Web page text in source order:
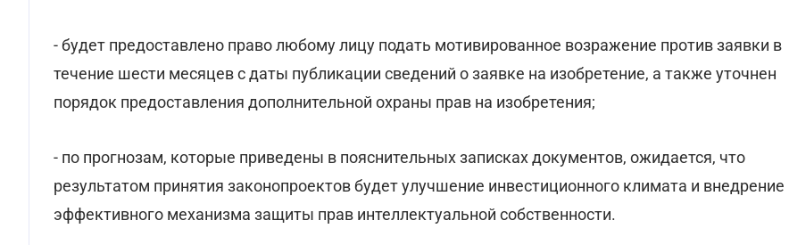
- будет предоставлено право любому лицу подать мотивированное возражение против заявки в
течение шести месяцев с даты публикации сведений о заявке на изобретение, а также уточнен
порядок предоставления дополнительной охраны прав на изобретения;
- по прогнозам, которые приведены в пояснительных записках документов, ожидается, что
результатом принятия законопроектов будет улучшение инвестиционного климата и внедрение
эффективного механизма защиты прав интеллектуальной собственности.